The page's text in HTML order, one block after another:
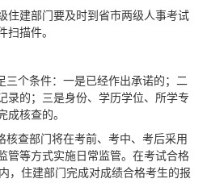
住建部门要及时到省市两级人事考试
描件。
三个条件：一是已经作出承诺的；二
录的；三是身份、学历学位、所学专
核查的。
查部门将在考前、考中、考后采用
管等方式实施日常监管。在考试合格
，住建部门完成对成绩合格考生的报